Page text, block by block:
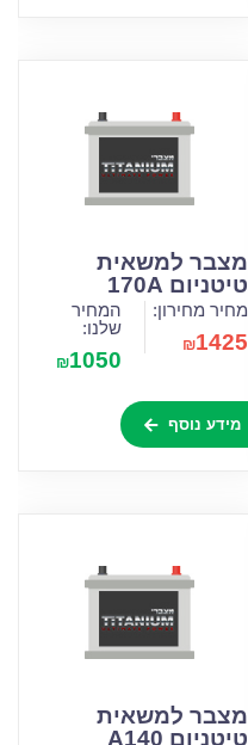
מצבר למשאית
טיטניום 170A
מחיר מחירון:
₪1425
המחיר
שלנו:
₪1050
מידע נוסף
מצבר למשאית
טיטניום A140